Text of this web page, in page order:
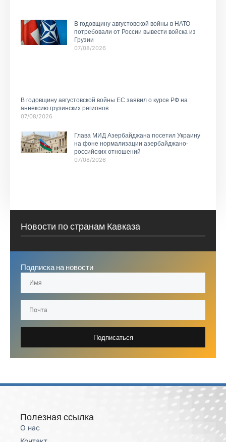
В годовщину августовской войны в НАТО
потребовали от России вывести войска из
Грузии
07/08/2026
В годовщину августовской войны ЕС заявил о курсе РФ на
аннексию грузинских регионов
07/08/2026
Глава МИД Азербайджана посетил Украину
на фоне нормализации азербайджано-
российских отношений
07/08/2026
Новости по странам Кавказа
Подписка на новости
Подписаться
Полезная ссылка
О нас